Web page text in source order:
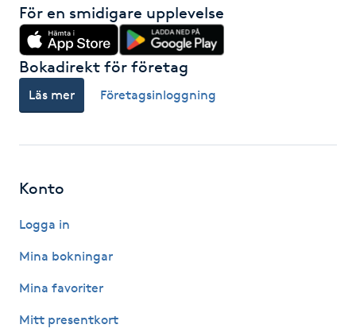
Hälsa
Hälsprickor
IPL
IPL hårborttagning
För en smidigare upplevelse
Bokadirekt för företag
Läs mer Företagsinloggning
Konto
Logga in
Mina bokningar
Mina favoriter
Mitt presentkort